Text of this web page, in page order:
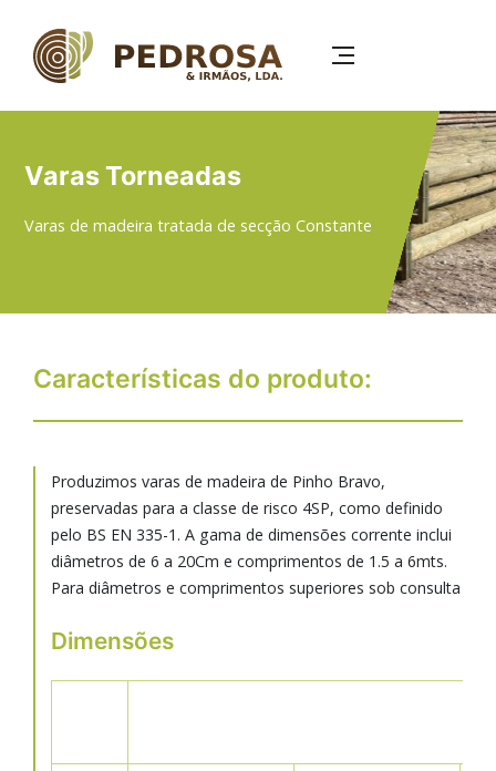
para
Varas Torneadas
Varas de madeira tratada de secção Constante
Características do produto:
Produzimos varas de madeira de Pinho Bravo,
preservadas para a classe de risco 4SP, como definido
pelo BS EN 335-1. A gama de dimensões corrente inclui
diâmetros de 6 a 20Cm e comprimentos de 1.5 a 6mts.
Para diâmetros e comprimentos superiores sob consulta
Dimensões